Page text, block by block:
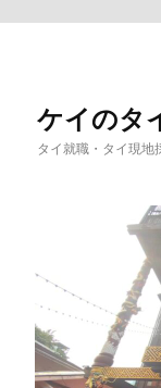
ケイのタ
タイ就職・タイ現地